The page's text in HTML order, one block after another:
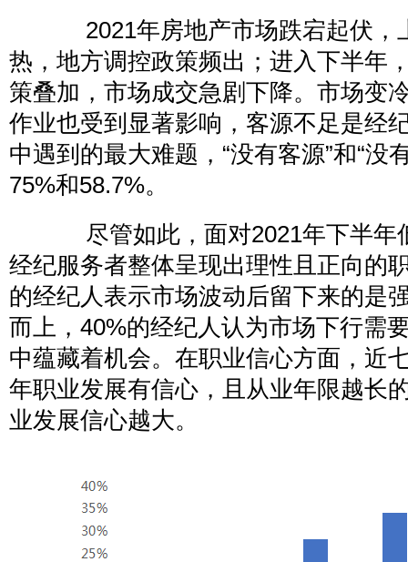
2021年房地产市场跌宕起伏，
热，地方调控政策频出；进入下半年
策叠加，市场成交急剧下降。市场变
作业也受到显著影响，客源不足是经
中遇到的最大难题，“没有客源”和“没
75%和58.7%。
尽管如此，面对2021年下半年
经纪服务者整体呈现出理性且正向的
的经纪人表示市场波动后留下来的是
而上，40%的经纪人认为市场下行需
中蕴藏着机会。在职业信心方面，近
年职业发展有信心，且从业年限越长
业发展信心越大。